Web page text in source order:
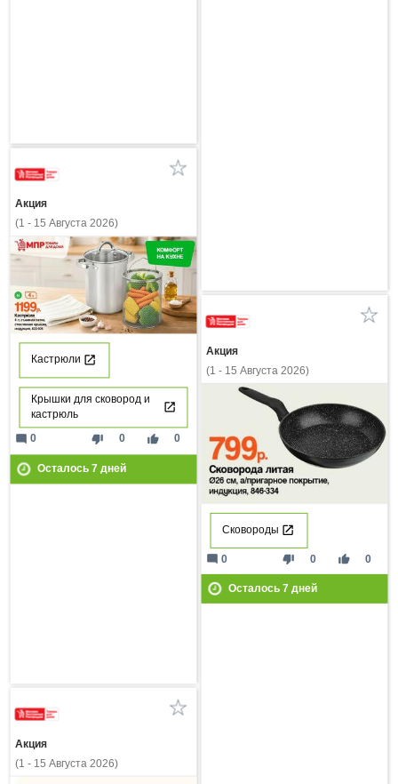
Акция
(1 - 15 Августа 2026)
Кастрюли
Крышки для сковород и
кастрюль
thumb_down 0 thumb_up 0
mode_comment 0
Осталось 7дней
Акция
(1 - 15 Августа 2026)
Сковороды
thumb_down 0 thumb_up 0
mode_comment 0
Осталось 7дней
Акция
(1 - 15 Августа 2026)